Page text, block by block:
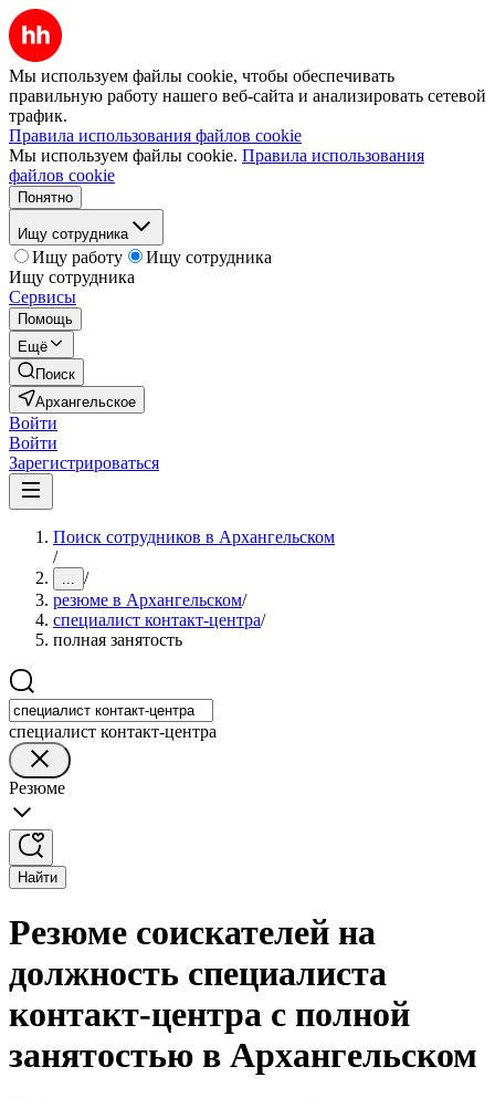
Мы используем файлы cookie, чтобы обеспечивать
правильную работу нашего веб-сайта и анализировать сетевой
трафик.
Правила использования файлов cookie
Мы используем файлы cookie. Правила использования
файлов cookie
Понятно
Ищу сотрудника
Ищу работу
Ищу сотрудника
Ищу сотрудника
Сервисы
Помощь
Ещё
Поиск
Архангельское
Войти
Войти
Зарегистрироваться
Поиск сотрудников в Архангельском
/
... /
резюме в Архангельском/
специалист контакт-центра/
полная занятость
специалист контакт-центра
Резюме
Найти
Резюме соискателей на
должность специалиста
контакт-центра с полной
занятостью в Архангельском